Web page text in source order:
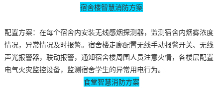
宿舍楼智慧消防方案
配置方案：在每个宿舍内安装无线感烟探测器，监测宿舍内烟雾浓度
情况，异常情况及时报警。宿舍楼走廊配置无线手动报警开关、无线
声光报警器，联动报警，通知宿舍楼周围人员注意火情，各楼层配置
电气火灾监控设备，监测宿舍学生的异常用电行为。
食堂智慧消防方案